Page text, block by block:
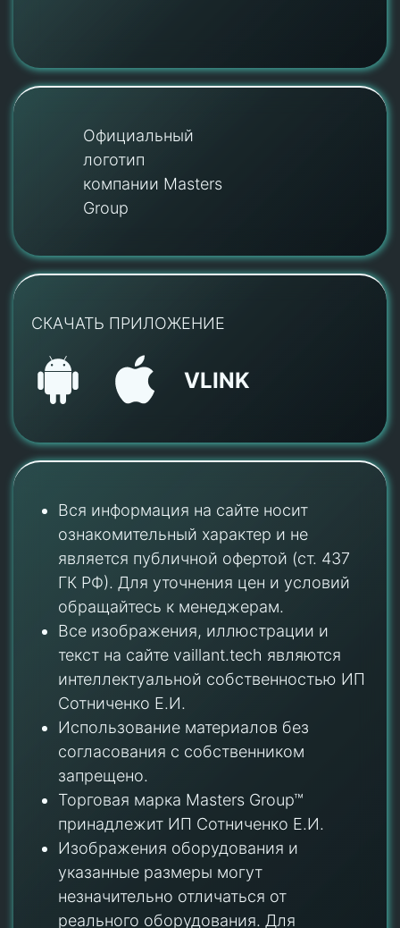
Официальный
логотип
компании Masters
Group
СКАЧАТЬ ПРИЛОЖЕНИЕ
VLINK
Вся информация на сайте носит
ознакомительный характер и не
является публичной офертой (ст. 437
ГК РФ). Для уточнения цен и условий
обращайтесь к менеджерам.
Все изображения, иллюстрации и
текст на сайте vaillant.tech являются
интеллектуальной собственностью ИП
Сотниченко Е.И.
Использование материалов без
согласования с собственником
запрещено.
Торговая марка Masters Group™
принадлежит ИП Сотниченко Е.И.
Изображения оборудования и
указанные размеры могут
незначительно отличаться от
реального оборудования. Для